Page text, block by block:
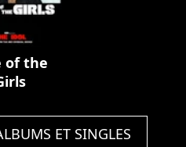
of the
ET SINGLES